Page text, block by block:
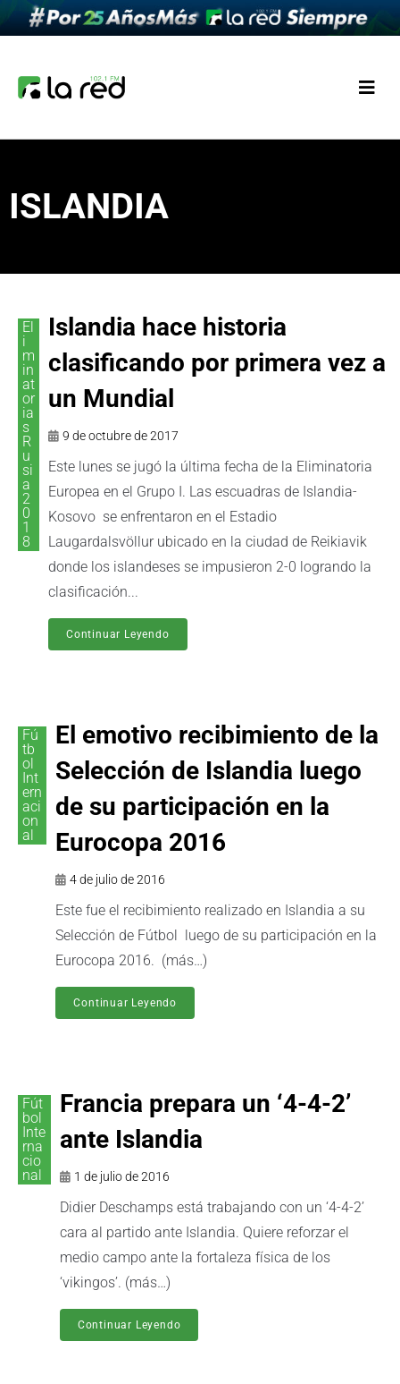
ISLANDIA
El
i
m
in
at
or
ia
s
R
u
si
a
2
0
1
8
Islandia hace historia
clasificando por primera vez a
un Mundial
9 de octubre de 2017
Este lunes se jugó la última fecha de la Eliminatoria
Europea en el Grupo I. Las escuadras de Islandia-
Kosovo se enfrentaron en el Estadio
Laugardalsvöllur ubicado en la ciudad de Reikiavik
donde los islandeses se impusieron 2-0 logrando la
clasificación...
Continuar Leyendo
Fú
tb
ol
Int
ern
aci
on
al
El emotivo recibimiento de la
Selección de Islandia luego
de su participación en la
Eurocopa 2016
4 de julio de 2016
Este fue el recibimiento realizado en Islandia a su
Selección de Fútbol luego de su participación en la
Eurocopa 2016. (más…)
Continuar Leyendo
Fút
bol
Inte
rna
cio
nal
Francia prepara un ‘4-4-2’
ante Islandia
1 de julio de 2016
Didier Deschamps está trabajando con un ‘4-4-2’
cara al partido ante Islandia. Quiere reforzar el
medio campo ante la fortaleza física de los
‘vikingos’. (más…)
Continuar Leyendo